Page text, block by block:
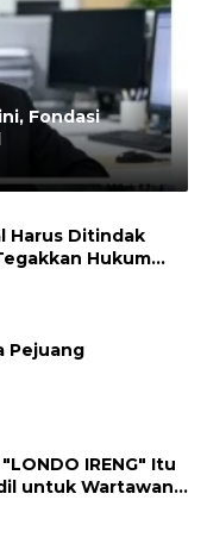
Fondasi
Harus Ditindak
Hukum
Pejuang
IRENG" Itu